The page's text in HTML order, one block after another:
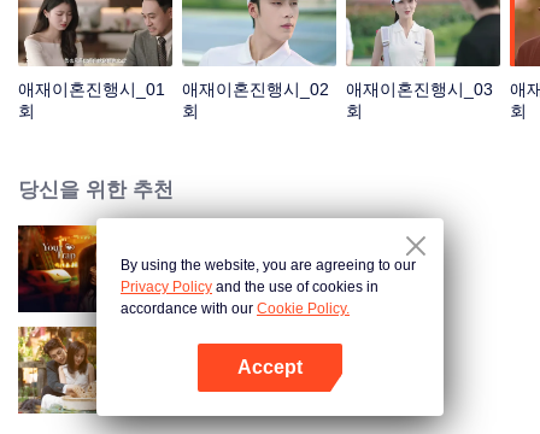
애재이혼진행시_01
회
애재이혼진행시_02
회
애재이혼진행시_03
회
애
회
당신을 위한 추천
보보심험
이애위계
By using the website, you are agreeing to our
Privacy Policy and the use of cookies in
accordance with our Cookie Policy.
Accept